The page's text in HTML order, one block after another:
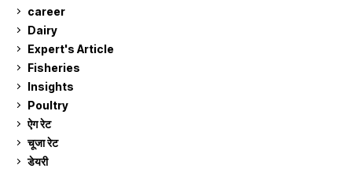
career
Dairy
Expert's Article
Fisheries
Insights
Poultry
ऐग रेट
चूजा रेट
डेयरी